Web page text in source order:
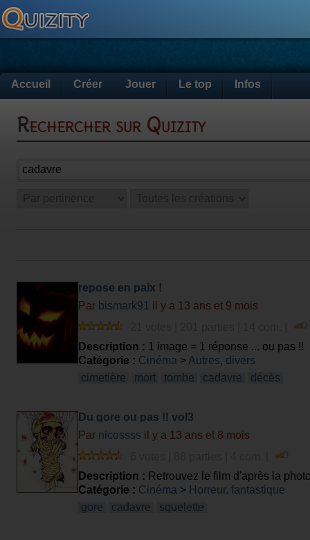
Accueil Créer Jouer Le top Infos
Rechercher sur Quizity
repose en paix !
Par bismark91 il y a 13 ans et 9 mois
Description : 1 image = 1 réponse ... ou pas !!
Catégorie : Cinéma > Autres, divers
cimetière
mort tombe cadavre décès
Du gore ou pas !! vol3
Par nicossss il y a 13 ans et 8 mois
Description : Retrouvez le film d'après la
Catégorie : Cinéma > Horreur, fantastique
gore
cadavre squelette